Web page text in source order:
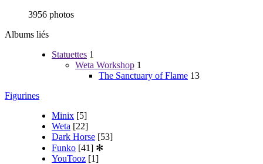
3956 photos
Albums liés
Statuettes 1
Weta Workshop 1
The Sanctuary of Flame 13
Figurines
Minix [5]
Weta [22]
Dark Horse [53]
Funko [41] ✻
YouTooz [1]